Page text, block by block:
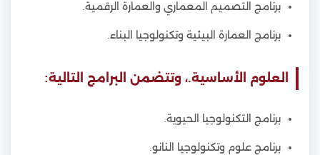
برنامج التصميم المعماري والعمارة الرقمية.
برنامج العمارة البيئية وتكنولوجيا البناء.
العلوم الأساسية.، وتتضمن البرامج التالية:
برنامج التكنولوجيا الحيوية.
برنامج علوم وتكنولوجيا النانو.